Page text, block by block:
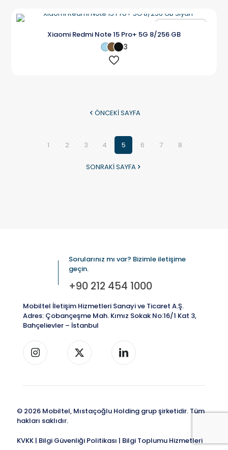
Xiaomi Redmi Note 15 Pro+ 5G 8/256 GB
3
ÖNCEKİ SAYFA
1 2 3 4 5 6 7 8
SONRAKİ SAYFA
Sorularınız mı var? Bizimle iletişime
geçin.
+90 212 454 1000
Mobiltel İletişim Hizmetleri Sanayi ve Ticaret A.Ş.
Adres: Çobançeşme Mah. Kımız Sokak No:16/1 Kat 3,
Bahçelievler – İstanbul
© 2026 Mobiltel, Mıstaçoğlu Holding grup şirketidir. Tüm
hakları saklıdır.
KVKK | Bilgi Güvenliği Politikası | Bilgi Toplumu Hizmetleri